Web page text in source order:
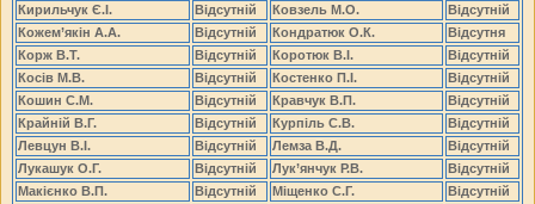
Кирильчук Є.І.
Відсутній Ковзель М.О.
Відсутній
Кожем’якін А.А.
Відсутній Кондратюк О.К.
Відсутня
Корж В.Т.
Відсутній Коротюк В.І.
Відсутній
Косів М.В.
Відсутній Костенко П.І.
Відсутній
Кошин С.М.
Відсутній Кравчук В.П.
Відсутній
Крайній В.Г.
Відсутній Курпіль С.В.
Відсутній
Левцун В.І.
Відсутній Лемза В.Д.
Відсутній
Лукашук О.Г.
Відсутній Лук’янчук Р.В.
Відсутній
Макієнко В.П.
Відсутній Міщенко С.Г.
Відсутній